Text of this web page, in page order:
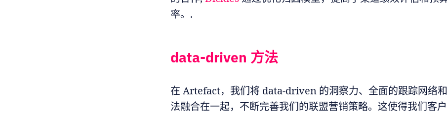
率。.
data-driven 方法
在 Artefact，我们将 data-driven 的洞察力、全面的跟踪网络
法融合在一起，不断完善我们的联盟营销策略。这使得我们客